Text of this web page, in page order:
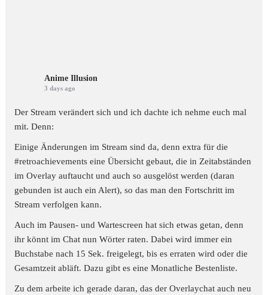
Anime Illusion
3 days ago
Der Stream verändert sich und ich dachte ich nehme euch mal
mit. Denn:
Einige Änderungen im Stream sind da, denn extra für die
#retroachievements eine Übersicht gebaut, die in Zeitabständen
im Overlay auftaucht und auch so ausgelöst werden (daran
gebunden ist auch ein Alert), so das man den Fortschritt im
Stream verfolgen kann.
Auch im Pausen- und Wartescreen hat sich etwas getan, denn
ihr könnt im Chat nun Wörter raten. Dabei wird immer ein
Buchstabe nach 15 Sek. freigelegt, bis es erraten wird oder die
Gesamtzeit abläft. Dazu gibt es eine Monatliche Bestenliste.
Zu dem arbeite ich gerade daran, das der Overlaychat auch neu